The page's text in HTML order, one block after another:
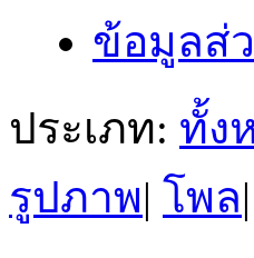
ข้อมูลส่
ประเภท: ทั้ง
รูปภาพ| โพล|